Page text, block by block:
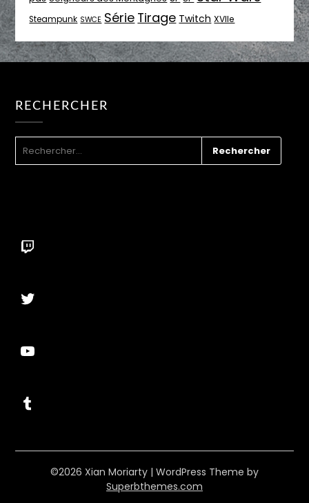
Steampunk SWCE Série Tirage Twitch XVIIe
RECHERCHER
Twitch
Twitter
YouTube
Tumblr
©2026 Xian Moriarty | WordPress Theme by
Superbthemes.com